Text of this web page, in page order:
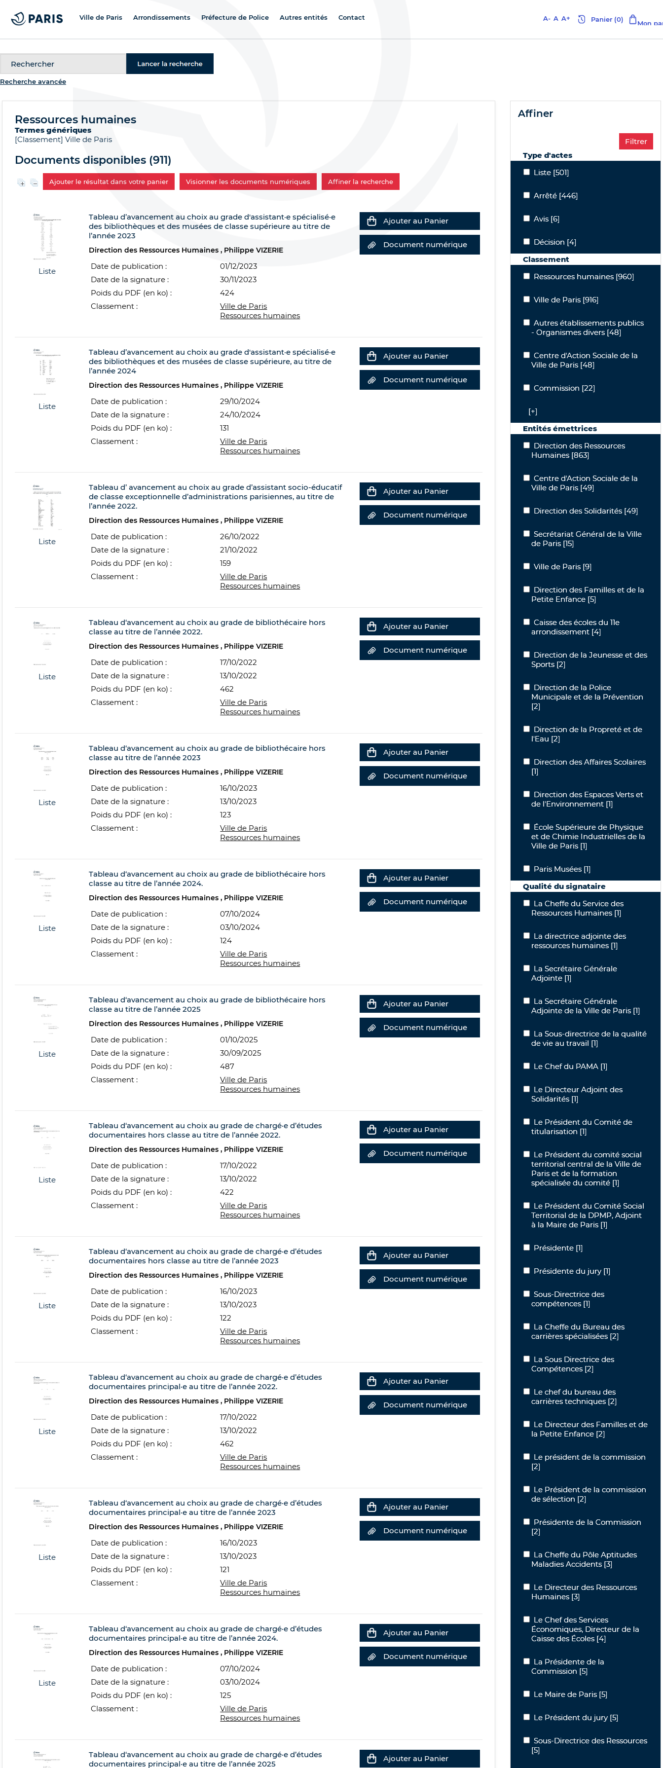
Ville de Paris Arrondissements Préfecture de Police Autres entités Contact A- A A+
Recherche avancée
Ressources humaines
Termes génériques
[Classement] Ville de Paris
Documents disponibles (911)
Ajouter le résultat dans votre panier Visionner les documents numériques Affiner la recherche
Liste
Tableau d’avancement au choix au grade d'assistant·e spécialisé·e
des bibliothèques et des musées de classe supérieure au titre de
l’année 2023
Direction des Ressources Humaines Philippe VIZERIE
Date de publication :
01/12/2023
Date de la signature :
30/11/2023
Poids du PDF (en ko) :
424
Classement :
Ville de Paris
Ressources humaines
Ajouter au Panier
Document numérique
Liste
Tableau d’avancement au choix au grade d'assistant·e spécialisé·e
des bibliothèques et des musées de classe supérieure, au titre de
l’année 2024
Direction des Ressources Humaines Philippe VIZERIE
Date de publication :
29/10/2024
Date de la signature :
24/10/2024
Poids du PDF (en ko) :
131
Classement :
Ville de Paris
Ressources humaines
Ajouter au Panier
Document numérique
Liste
Tableau d’ avancement au choix au grade d’assistant socio-éducatif
de classe exceptionnelle d’administrations parisiennes, au titre de
l’année 2022.
Direction des Ressources Humaines Philippe VIZERIE
Date de publication :
26/10/2022
Date de la signature :
21/10/2022
Poids du PDF (en ko) :
159
Classement :
Ville de Paris
Ressources humaines
Ajouter au Panier
Document numérique
Liste
Tableau d‘avancement au choix au grade de bibliothécaire hors
classe au titre de l’année 2022.
Direction des Ressources Humaines Philippe VIZERIE
Date de publication :
17/10/2022
Date de la signature :
13/10/2022
Poids du PDF (en ko) :
462
Classement :
Ville de Paris
Ressources humaines
Ajouter au Panier
Document numérique
Liste
Tableau d‘avancement au choix au grade de bibliothécaire hors
classe au titre de l’année 2023
Direction des Ressources Humaines Philippe VIZERIE
Date de publication :
16/10/2023
Date de la signature :
13/10/2023
Poids du PDF (en ko) :
123
Classement :
Ville de Paris
Ressources humaines
Ajouter au Panier
Document numérique
Liste
Tableau d‘avancement au choix au grade de bibliothécaire hors
classe au titre de l’année 2024.
Direction des Ressources Humaines Philippe VIZERIE
Date de publication :
07/10/2024
Date de la signature :
03/10/2024
Poids du PDF (en ko) :
124
Classement :
Ville de Paris
Ressources humaines
Ajouter au Panier
Document numérique
Liste
Tableau d‘avancement au choix au grade de bibliothécaire hors
classe au titre de l’année 2025
Direction des Ressources Humaines Philippe VIZERIE
Date de publication :
01/10/2025
Date de la signature :
30/09/2025
Poids du PDF (en ko) :
487
Classement :
Ville de Paris
Ressources humaines
Ajouter au Panier
Document numérique
Liste
Tableau d‘avancement au choix au grade de chargé·e d’études
documentaires hors classe au titre de l’année 2022.
Direction des Ressources Humaines Philippe VIZERIE
Date de publication :
17/10/2022
Date de la signature :
13/10/2022
Poids du PDF (en ko) :
422
Classement :
Ville de Paris
Ressources humaines
Ajouter au Panier
Document numérique
Liste
Tableau d‘avancement au choix au grade de chargé·e d’études
documentaires hors classe au titre de l’année 2023
Direction des Ressources Humaines Philippe VIZERIE
Date de publication :
16/10/2023
Date de la signature :
13/10/2023
Poids du PDF (en ko) :
122
Classement :
Ville de Paris
Ressources humaines
Ajouter au Panier
Document numérique
Liste
Tableau d‘avancement au choix au grade de chargé·e d’études
documentaires principal·e au titre de l’année 2022.
Direction des Ressources Humaines Philippe VIZERIE
Date de publication :
17/10/2022
Date de la signature :
13/10/2022
Poids du PDF (en ko) :
462
Classement :
Ville de Paris
Ressources humaines
Ajouter au Panier
Document numérique
Liste
Tableau d‘avancement au choix au grade de chargé·e d’études
documentaires principal·e au titre de l’année 2023
Direction des Ressources Humaines Philippe VIZERIE
Date de publication :
16/10/2023
Date de la signature :
13/10/2023
Poids du PDF (en ko) :
121
Classement :
Ville de Paris
Ressources humaines
Ajouter au Panier
Document numérique
Liste
Tableau d‘avancement au choix au grade de chargé·e d’études
documentaires principal·e au titre de l’année 2024.
Direction des Ressources Humaines Philippe VIZERIE
Date de publication :
07/10/2024
Date de la signature :
03/10/2024
Poids du PDF (en ko) :
125
Classement :
Ville de Paris
Ressources humaines
Ajouter au Panier
Document numérique
Tableau d‘avancement au choix au grade de chargé·e d’études
documentaires principal·e au titre de l’année 2025
Ajouter au Panier
affiner
Type d'actes
ListeListe [501]
Arrêté
Arrêté [446]
AvisAvis [6]
Décision
Décision [4]
Classement
Ressources humaines
Ressources humaines [960]
Ville de Paris
Ville de Paris [916]
Autres établissements publics -
Autres établissements publics
- Organismes divers [48]
Centre d'Action Sociale de la Ville de
Centre d'Action Sociale de la
Ville de Paris [48]
Commission
Commission [22]
[+]
Entités émettrices
Direction des Ressources Humaines
Direction des Ressources
Humaines [863]
Centre d'Action Sociale de la Ville de
Centre d'Action Sociale de la
Ville de Paris [49]
Direction des Solidarités
Direction des Solidarités [49]
Secrétariat Général de la Ville de Paris
Secrétariat Général de la Ville
de Paris [15]
Ville de Paris
Ville de Paris [9]
Direction des Familles et de la Petite
Direction des Familles et de la
Petite Enfance [5]
Caisse des écoles du 11e
Caisse des écoles du 11e
arrondissement [4]
Direction de la Jeunesse et des Sports
Direction de la Jeunesse et des
Sports [2]
Direction de la Police Municipale et
Direction de la Police
Municipale et de la Prévention
[2]
Direction de la Propreté et de l'Eau
Direction de la Propreté et de
l'Eau [2]
Direction des Affaires Scolaires
Direction des Affaires Scolaires
[1]
Direction des Espaces Verts et de
Direction des Espaces Verts et
de l'Environnement [1]
École Supérieure de Physique et de
École Supérieure de Physique
et de Chimie Industrielles de la
Ville de Paris [1]
Paris Musées
Paris Musées [1]
Qualité du signataire
La Cheffe du Service des Ressources
La Cheffe du Service des
Ressources Humaines [1]
La directrice adjointe des ressources
La directrice adjointe des
ressources humaines [1]
La Secrétaire Générale Adjointe
La Secrétaire Générale
Adjointe [1]
La Secrétaire Générale Adjointe de la
La Secrétaire Générale
Adjointe de la Ville de Paris [1]
La Sous-directrice de la qualité de vie
La Sous-directrice de la qualité
de vie au travail [1]
Le Chef du PAMA
Le Chef du PAMA [1]
Le Directeur Adjoint des Solidarités
Le Directeur Adjoint des
Solidarités [1]
Le Président du Comité de
Le Président du Comité de
titularisation [1]
Le Président du comité social
Le Président du comité social
territorial central de la Ville de
Paris et de la formation
spécialisée du comité [1]
Le Président du Comité Social
Le Président du Comité Social
Territorial de la DPMP, Adjoint
à la Maire de Paris [1]
Présidente
Présidente [1]
Présidente du jury
Présidente du jury [1]
Sous-Directrice des compétences
Sous-Directrice des
compétences [1]
La Cheffe du Bureau des carrières
La Cheffe du Bureau des
carrières spécialisées [2]
La Sous Directrice des Compétences
La Sous Directrice des
Compétences [2]
Le chef du bureau des carrières
Le chef du bureau des
carrières techniques [2]
Le Directeur des Familles et de la
Le Directeur des Familles et de
la Petite Enfance [2]
Le président de la commission
Le président de la commission
[2]
Le Président de la commission de
Le Président de la commission
de sélection [2]
Présidente de la Commission
Présidente de la Commission
[2]
La Cheffe du Pôle Aptitudes
La Cheffe du Pôle Aptitudes
Maladies Accidents [3]
Le Directeur des Ressources
Le Directeur des Ressources
Humaines [3]
Le Chef des Services Économiques,
Le Chef des Services
Économiques, Directeur de la
Caisse des Écoles [4]
La Présidente de la Commission
La Présidente de la
Commission [5]
Le Maire de Paris
Le Maire de Paris [5]
Le Président du jury
Le Président du jury [5]
Sous-Directrice des Ressources
Sous-Directrice des Ressources
[5]